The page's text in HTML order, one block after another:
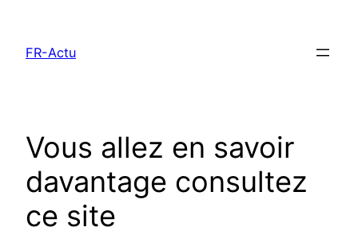
contenu
FR-Actu
Vous allez en savoir
davantage consultez
ce site